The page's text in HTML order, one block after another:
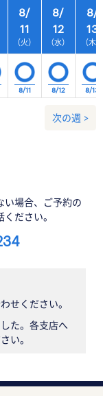
8/
11
（火）
8/
12
（水）
8/11 8/12
8/
13
（木）
8/13
次の週 >
い場合、ご予約の
ださい。
せください。
た。各支店へ
い。